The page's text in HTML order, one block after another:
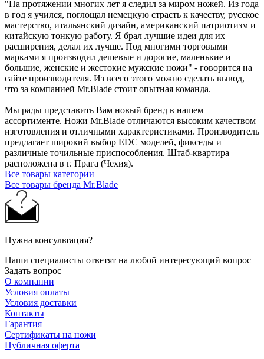
"На протяжении многих лет я следил за миром ножей. Из года
в год я учился, поглощал немецкую страсть к качеству, русское
мастерство, итальянский дизайн, американский патриотизм и
китайскую тонкую работу. Я брал лучшие идеи для их
расширения, делал их лучше. Под многими торговыми
марками я производил дешевые и дорогие, маленькие и
большие, женские и жестокие мужские ножи" - говорится на
сайте производителя. Из всего этого можно сделать вывод,
что за компанией Mr.Blade стоит опытная команда.
Мы рады представить Вам новый бренд в нашем
ассортименте. Ножи Mr.Blade отличаются высоким качеством
изготовления и отличными характеристиками. Производитель
предлагает широкий выбор EDC моделей, фикседы и
различные точильные приспособления. Штаб-квартира
расположена в г. Прага (Чехия).
Все товары категории
Все товары бренда Mr.Blade
Нужна консультация?
Наши специалисты ответят на любой интересующий вопрос
Задать вопрос
О компании
Условия оплаты
Условия доставки
Контакты
Гарантия
Сертификаты на ножи
Публичная оферта